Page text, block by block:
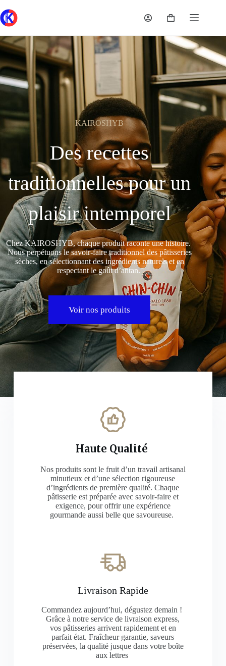
KAIROSHYB
Des recettes
traditionnelles pour un
plaisir intemporel
ChezKAIROSHYB, chaque produit raconte une histoire.
Nous perpétuons le savoir-faire traditionnel despâtisseries
sèches, en sélectionnant des ingrédients naturels et en
respectant le goût d’antan.
Voir nos produits
Haute Qualité
Nos produits sont le fruit d’un travail artisanal
minutieux et d’une sélection rigoureuse
d’ingrédients de première qualité. Chaque
pâtisserie est préparée avec savoir-faire et
exigence, pour offrir une expérience
gourmande aussi belle que savoureuse.
Livraison Rapide
Commandez aujourd’hui, dégustez demain !
Grâce à notre service de livraison express,
vos pâtisseries arrivent rapidement et en
parfait état. Fraîcheur garantie, saveurs
préservées, la qualité jusque dans votre boîte
aux lettres